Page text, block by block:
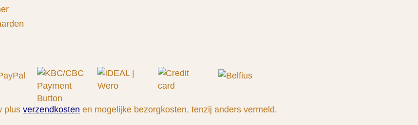
plus verzendkosten en mogelijke bezorgkosten, tenzij anders vermeld.